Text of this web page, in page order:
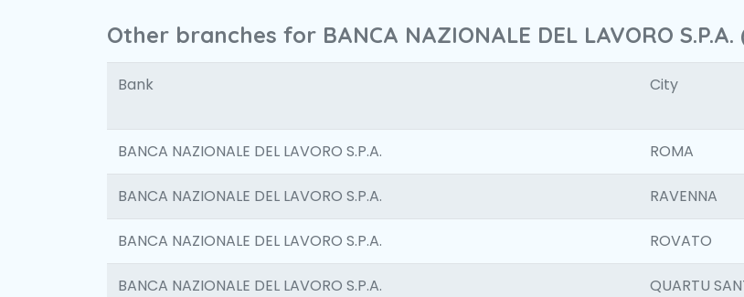
Other branches for BANCA NAZIONALE DEL LAVORO S.P.A.
Bank City
BANCA NAZIONALE DEL LAVORO S.P.A. ROMA
BANCA NAZIONALE DEL LAVORO S.P.A. RAVENNA
BANCA NAZIONALE DEL LAVORO S.P.A. ROVATO
BANCA NAZIONALE DEL LAVORO S.P.A. QUARTU